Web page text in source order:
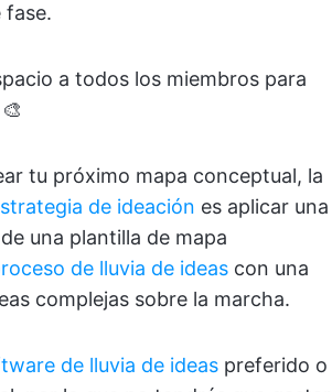
fase.
a todos los miembros para
tu próximo mapa conceptual, la
de ideación es aplicar una
una plantilla de mapa
de lluvia de ideas con una
complejas sobre la marcha.
de lluvia de ideas preferido o